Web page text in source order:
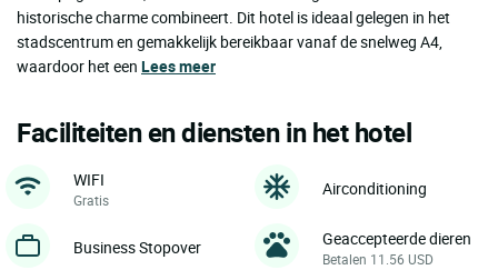
historische charme combineert. Dit hotel is ideaal gelegen in het
stadscentrum en gemakkelijk bereikbaar vanaf de snelweg A4,
waardoor het een Lees meer
Faciliteiten en diensten in het hotel
WIFI
Gratis
Airconditioning
Business Stopover Geaccepteerde dieren
Betalen 11.56 USD